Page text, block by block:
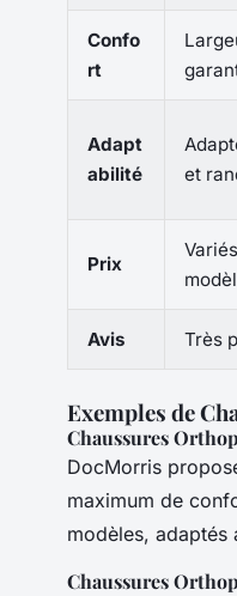
Confo
rt
Adapt
abilité
et
Prix
Avis Très
Exemples de
Chaussures
DocMorris
maximum de
modèles, adaptés
Chaussures